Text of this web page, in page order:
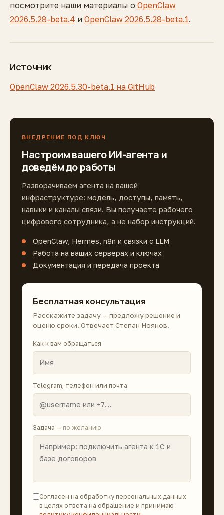
посмотрите наши материалы о OpenClaw
2026.5.28-beta.4 и OpenClaw 2026.5.28-beta.1.
Источник
OpenClaw 2026.5.30-beta.1 на GitHub
ВНЕДРЕНИЕ ПОД КЛЮЧ
Настроим вашего ИИ-агента и
доведём до работы
Разворачиваем агента на вашей
инфраструктуре: модель, доступы, память,
навыки и каналы связи. Вы получаете рабочего
цифрового сотрудника, а не набор инструкций.
OpenClaw, Hermes, n8n и связки с LLM
Работа на ваших серверах и ключах
Документация и передача проекта
Бесплатная консультация
Расскажите задачу — предложу решение и
оценю сроки. Отвечает Степан Ноянов.
Как к вам обращаться
Telegram, телефон или почта
Задача — по желанию
Согласен на обработку персональных данных
в целях ответа на обращение и принимаю